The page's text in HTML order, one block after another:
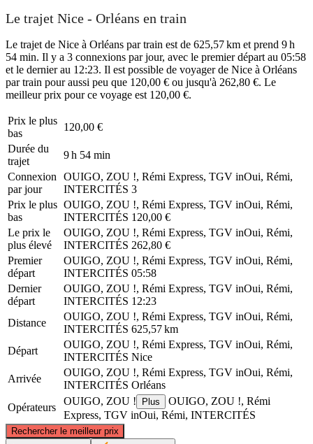
Le trajet Nice - Orléans en train
Le trajet de Nice à Orléans par train est de 625,57 km et prend 9 h
54 min. Il y a 3 connexions par jour, avec le premier départ au 05:58
et le dernier au 12:23. Il est possible de voyager de Nice à Orléans
par train pour aussi peu que 120,00 € ou jusqu'à 262,80 €. Le
meilleur prix pour ce voyage est 120,00 €.
Prix ​​le plus
bas
120,00 €
Durée du
trajet
9 h 54 min
Connexion
par jour
OUIGO, ZOU !, Rémi Express, TGV inOui, Rémi,
INTERCITÉS 3
Prix ​​le plus
bas
OUIGO, ZOU !, Rémi Express, TGV inOui, Rémi,
INTERCITÉS 120,00 €
Le prix le
plus élevé
OUIGO, ZOU !, Rémi Express, TGV inOui, Rémi,
INTERCITÉS 262,80 €
Premier
départ
OUIGO, ZOU !, Rémi Express, TGV inOui, Rémi,
INTERCITÉS 05:58
Dernier
départ
OUIGO, ZOU !, Rémi Express, TGV inOui, Rémi,
INTERCITÉS 12:23
Distance
OUIGO, ZOU !, Rémi Express, TGV inOui, Rémi,
INTERCITÉS 625,57 km
Départ
OUIGO, ZOU !, Rémi Express, TGV inOui, Rémi,
INTERCITÉS Nice
Arrivée
OUIGO, ZOU !, Rémi Express, TGV inOui, Rémi,
INTERCITÉS Orléans
Opérateurs
OUIGO, ZOU ! Plus
OUIGO, ZOU !, Rémi
Express, TGV inOui, Rémi, INTERCITÉS
Rechercher le meilleur prix
©CARTO , © OpenStreetMapcontributors